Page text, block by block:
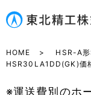
HOME
HSR-A
HSR30LA1DD(GK)価
※運送費別のホ